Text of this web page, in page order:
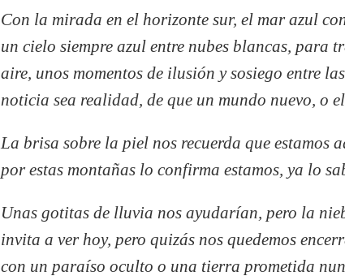
Con la mirada en el horizonte sur, el mar azul
un cielo siempre azul entre nubes blancas,
aire, unos momentos de ilusión y sosiego entre
noticia sea realidad, de que un mundo nuevo, o
La brisa sobre la piel nos recuerda que estamos
por estas montañas lo confirma estamos, ya lo
Unas gotitas de lluvia nos ayudarían, pero la
invita a ver hoy, pero quizás nos quedemos
con un paraíso oculto o una tierra prometida